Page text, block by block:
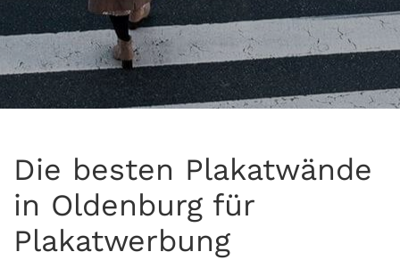
Die besten Plakatwände
in Oldenburg für
Plakatwerbung